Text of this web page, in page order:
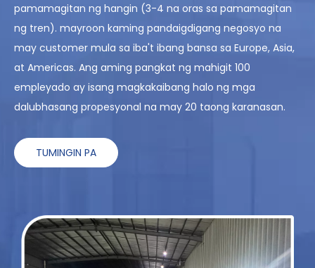
pamamagitan ng hangin (3-4 na oras sa pamamagitan
ng tren). mayroon kaming pandaigdigang negosyo na
may customer mula sa iba't ibang bansa sa Europe, Asia,
at Americas. Ang aming pangkat ng mahigit 100
empleyado ay isang magkakaibang halo ng mga
dalubhasang propesyonal na may 20 taong karanasan.
TUMINGIN PA